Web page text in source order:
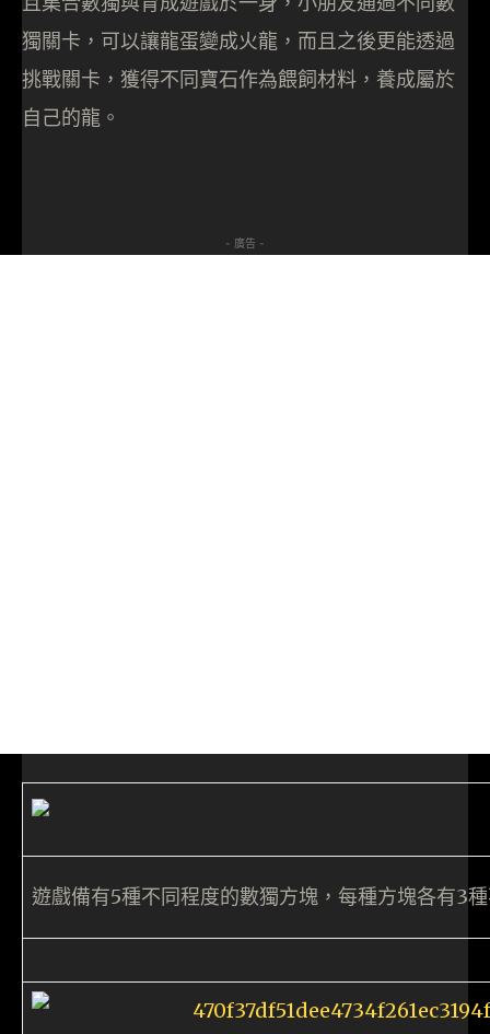
獨關卡，可以讓龍蛋變成火龍，而且之後更能透過
挑戰關卡，獲得不同寶石作為餵飼材料，養成屬於
自己的龍。
- 廣告 -
遊戲備有5種不同程度的數獨方塊，每種方塊各有3